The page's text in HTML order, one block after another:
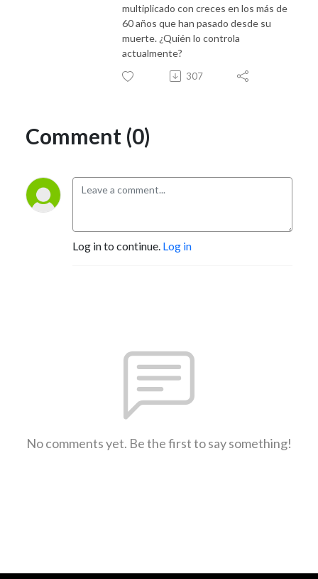
multiplicado con creces en los más de
60 años que han pasado desde su
muerte. ¿Quién lo controla
actualmente?
307
Comment (0)
Log in to continue. Log in
No comments yet. Be the first to say something!